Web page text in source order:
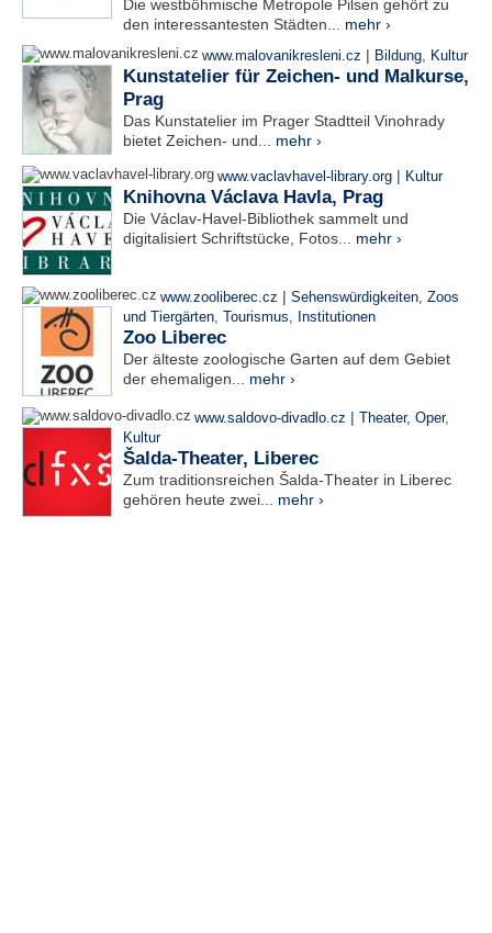
Die westböhmische Metropole Pilsen gehört zu
den interessantesten Städten... mehr ›
www.malovanikresleni.cz | Bildung, Kultur
Kunstatelier für Zeichen- und Malkurse,
Prag
Das Kunstatelier im Prager Stadtteil Vinohrady
bietet Zeichen- und... mehr ›
www.vaclavhavel-library.org | Kultur
Knihovna Václava Havla, Prag
Die Václav-Havel-Bibliothek sammelt und
digitalisiert Schriftstücke, Fotos... mehr ›
www.zooliberec.cz | Sehenswürdigkeiten, Zoos
und Tiergärten, Tourismus, Institutionen
Zoo Liberec
Der älteste zoologische Garten auf dem Gebiet
der ehemaligen... mehr ›
www.saldovo-divadlo.cz | Theater, Oper,
Kultur
Šalda-Theater, Liberec
Zum traditionsreichen Šalda-Theater in Liberec
gehören heute zwei... mehr ›